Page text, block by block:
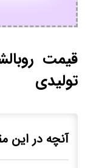
قیمت
تولیدی
آنچه در این